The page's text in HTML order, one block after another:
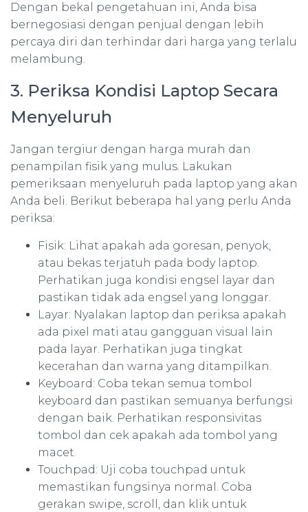
Dengan bekal pengetahuan ini, Anda bisa
bernegosiasi dengan penjual dengan lebih
percaya diri dan terhindar dari harga yang terlalu
melambung.
3. Periksa Kondisi Laptop Secara
Menyeluruh
Jangan tergiur dengan harga murah dan
penampilan fisik yang mulus. Lakukan
pemeriksaan menyeluruh pada laptop yang akan
Anda beli. Berikut beberapa hal yang perlu Anda
periksa:
Fisik: Lihat apakah ada goresan, penyok,
atau bekas terjatuh pada body laptop.
Perhatikan juga kondisi engsel layar dan
pastikan tidak ada engsel yang longgar.
Layar: Nyalakan laptop dan periksa apakah
ada pixel mati atau gangguan visual lain
pada layar. Perhatikan juga tingkat
kecerahan dan warna yang ditampilkan.
Keyboard: Coba tekan semua tombol
keyboard dan pastikan semuanya berfungsi
dengan baik. Perhatikan responsivitas
tombol dan cek apakah ada tombol yang
macet.
Touchpad: Uji coba touchpad untuk
memastikan fungsinya normal. Coba
gerakan swipe, scroll, dan klik untuk